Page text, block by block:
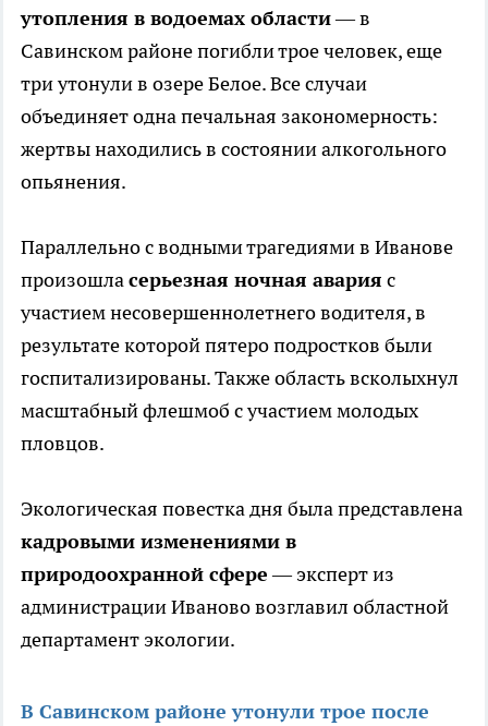
утопления в водоемах области— в
Савинском районе погибли трое человек, еще
три утонули в озере Белое. Все случаи
объединяет одна печальная закономерность:
жертвы находились в состоянии алкогольного
опьянения.
Параллельно с водными трагедиями в Иванове
произошласерьезная ночная авария с
участием несовершеннолетнего водителя, в
результате которой пятеро подростков были
госпитализированы. Также область всколыхнул
масштабный флешмоб с участием молодых
пловцов.
Экологическая повестка дня была представлена
кадровыми изменениями в
природоохранной сфере— эксперт из
администрации Иваново возглавил областной
департамент экологии.
В Савинском районе утонули трое после